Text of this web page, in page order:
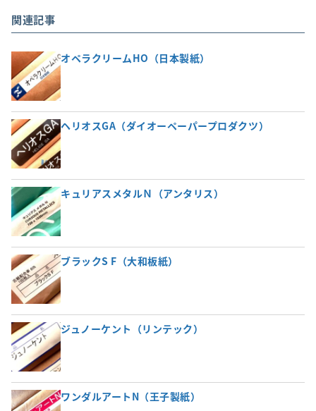
関連記事
オペラクリームHO（日本製紙）
ヘリオスGA（ダイオーペーパープロダクツ）
キュリアスメタルＮ（アンタリス）
ブラックS F（大和板紙）
ジュノーケント（リンテック）
ワンダルアートN（王子製紙）